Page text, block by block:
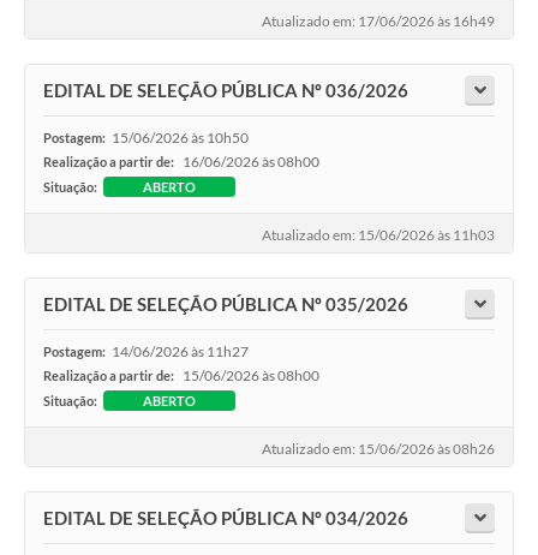
Atualizado em: 17/06/2026 às 16h49
EDITAL DE SELEÇÃO PÚBLICA Nº 036/2026
Postagem: 15/06/2026 às 10h50
Realização a partir de: 16/06/2026 às 08h00
Situação: ABERTO
Atualizado em: 15/06/2026 às 11h03
EDITAL DE SELEÇÃO PÚBLICA Nº 035/2026
Postagem: 14/06/2026 às 11h27
Realização a partir de: 15/06/2026 às 08h00
Situação: ABERTO
Atualizado em: 15/06/2026 às 08h26
EDITAL DE SELEÇÃO PÚBLICA Nº 034/2026